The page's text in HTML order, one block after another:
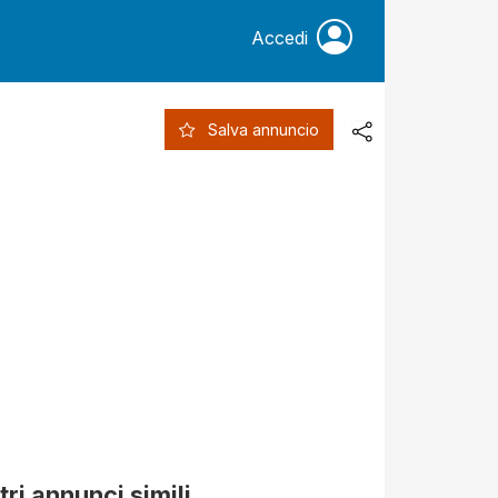
Accedi
Salva annuncio